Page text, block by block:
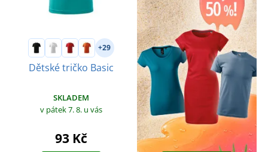
+29
Dětské tričko Basic
SKLADEM
v pátek 7. 8. u vás
93 Kč